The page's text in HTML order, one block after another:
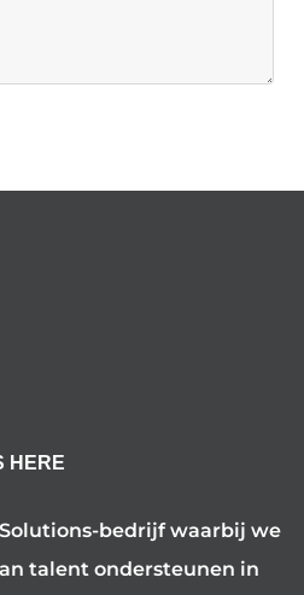
HERE
bedrijf waarbij we
talent ondersteunen in